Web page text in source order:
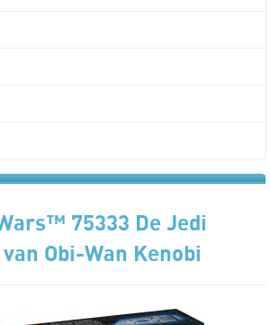
75333 De Jedi
Obi-Wan Kenobi